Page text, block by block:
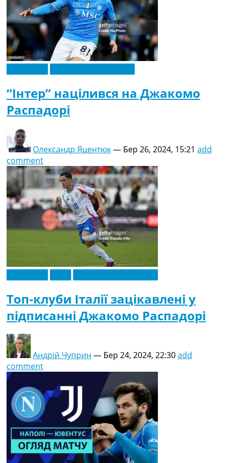
“Інтер” націлився на Джакомо
Распадорі
Олександр Яцентюк— Бер 26, 2024, 15:21 add
comment
Топ-клуби Італії зацікавлені у
підписанні Джакомо Распадорі
Андрій Чуприн — Бер 24, 2024, 22:30add
comment